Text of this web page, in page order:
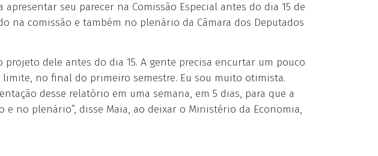
apresentar seu parecer na Comissão Especial antes do dia 15 de
na comissão e também no plenário da Câmara dos Deputados
dele antes do dia 15. A gente precisa encurtar um pouco
no final do primeiro semestre. Eu sou muito otimista.
desse relatório em uma semana, em 5 dias, para que a
no plenário”, disse Maia, ao deixar o Ministério da Economia,